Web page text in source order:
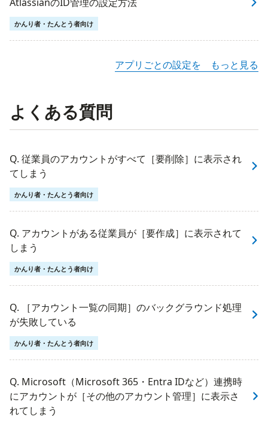
かんり者・たんとう者向け
アプリごとの設定を もっと見る
よくある質問
Q. 従業員のアカウントがすべて［要削除］に表示され
てしまう
かんり者・たんとう者向け
Q. アカウントがある従業員が［要作成］に表示されて
しまう
かんり者・たんとう者向け
Q. ［アカウント一覧の同期］のバックグラウンド処理
が失敗している
かんり者・たんとう者向け
Q. Microsoft（Microsoft 365・Entra IDなど）連携時
にアカウントが［その他のアカウント管理］に表示さ
れてしまう